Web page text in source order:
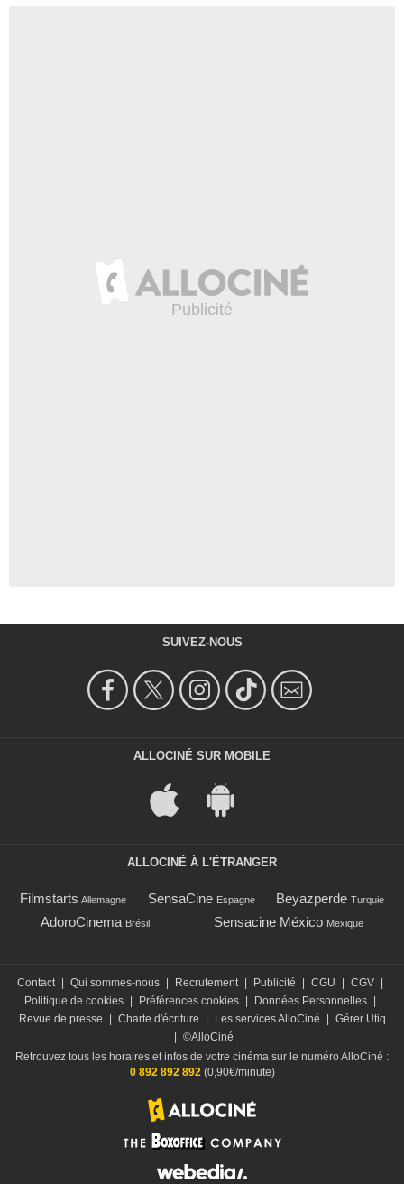
SUIVEZ-NOUS
ALLOCINÉ SUR MOBILE
ALLOCINÉ À L'ÉTRANGER
Filmstarts Allemagne SensaCine Espagne Beyazperde Turquie
AdoroCinema Brésil Sensacine México Mexique
Contact Qui sommes-nous Recrutement Publicité CGU CGV
Politique de cookies
Préférences cookies Données Personnelles
Revue de presse
Charte d'écriture Les services AlloCiné
Gérer Utiq
©AlloCiné
Retrouvez tous les horaires et infos de votre cinéma sur le numéro AlloCiné :
0 892 892 892(0,90€/minute)